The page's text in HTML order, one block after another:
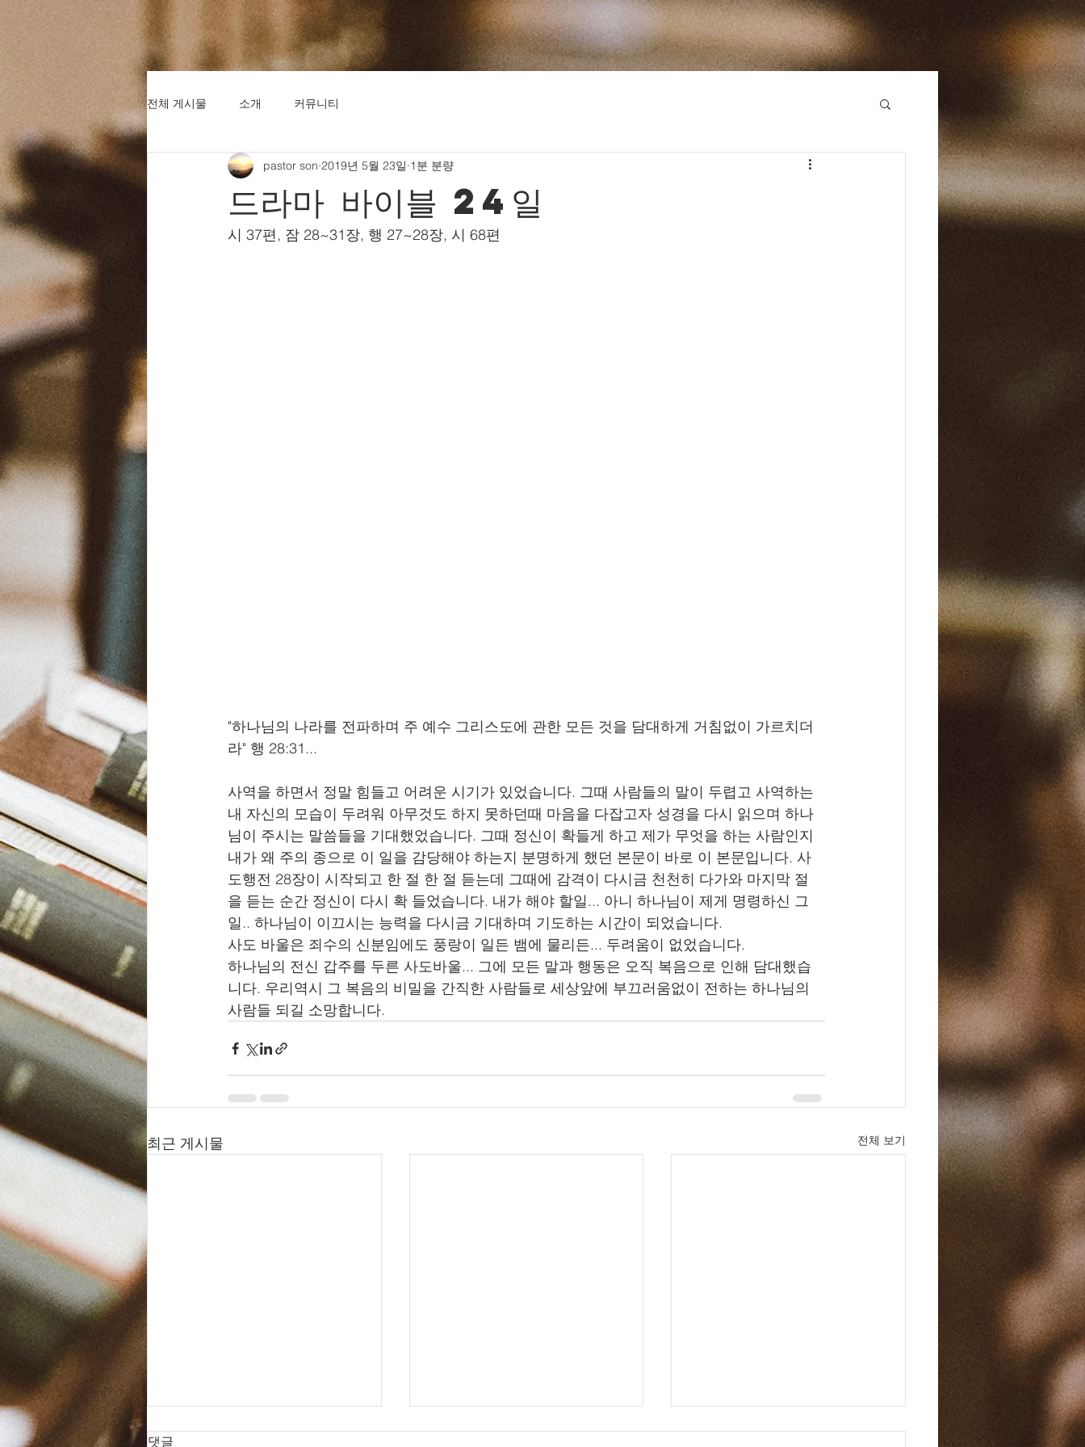
전체 게시물 소개 커뮤니티
드라마 바이블 24일
pastor son 2019년 5월 23일 1분 분량
시 37편, 잠 28~31장, 행 27~28장, 시 68편
"하나님의 나라를 전파하며 주 예수 그리스도에 관한 모든 것을 담대하게 거침없이 가르치더
라" 행 28:31...
사역을 하면서 정말 힘들고 어려운 시기가 있었습니다. 그때 사람들의 말이 두렵고 사역하는
내 자신의 모습이 두려워 아무것도 하지 못하던때 마음을 다잡고자 성경을 다시 읽으며 하나
님이 주시는 말씀들을 기대했었습니다. 그때 정신이 확들게 하고 제가 무엇을 하는 사람인지
내가 왜 주의 종으로 이 일을 감당해야 하는지 분명하게 했던 본문이 바로 이 본문입니다. 사
도행전 28장이 시작되고 한 절 한 절 듣는데 그때에 감격이 다시금 천천히 다가와 마지막 절
을 듣는 순간 정신이 다시 확 들었습니다. 내가 해야 할일... 아니 하나님이 제게 명령하신 그
일.. 하나님이 이끄시는 능력을 다시금 기대하며 기도하는 시간이 되었습니다.
사도 바울은 죄수의 신분임에도 풍랑이 일든 뱀에 물리든... 두려움이 없었습니다.
하나님의 전신 갑주를 두른 사도바울... 그에 모든 말과 행동은 오직 복음으로 인해 담대했습
니다. 우리역시 그 복음의 비밀을 간직한 사람들로 세상앞에 부끄러움없이 전하는 하나님의
사람들 되길 소망합니다.
최근 게시물 전체 보기
댓글